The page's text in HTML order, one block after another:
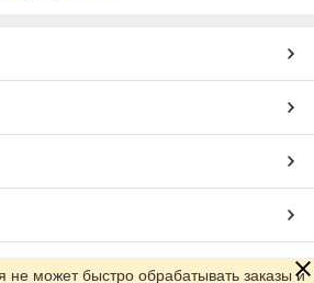
не может быстро обрабатывать заказы и